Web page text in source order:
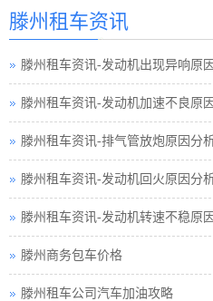
滕州租车资讯
滕州租车资讯-发动机出现异响原
滕州租车资讯-发动机加速不良原
滕州租车资讯-排气管放炮原因分
滕州租车资讯-发动机回火原因分
滕州租车资讯-发动机转速不稳原
滕州商务包车价格
滕州租车公司汽车加油攻略